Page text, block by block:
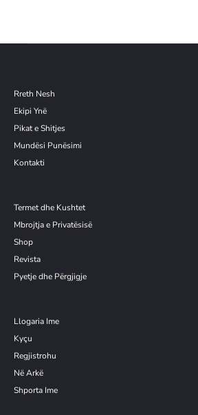
Rreth Nesh
Ekipi Ynë
Pikat e Shitjes
Mundësi Punësimi
Kontakti
Termet dhe Kushtet
Mbrojtja e Privatësisë
Shop
Revista
Pyetje dhe Përgjigje
Llogaria Ime
Kyçu
Regjistrohu
Në Arkë
Shporta Ime